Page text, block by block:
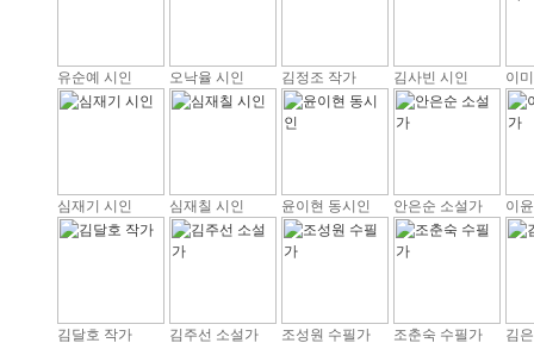
유순예 시인 오낙율 시인 김정조 작가 김사빈 시인 이
심재기 시인 심재칠 시인 윤이현 동시인 안은순 소설가 이
김달호 작가 김주선 소설가 조성원 수필가 조춘숙 수필가 김